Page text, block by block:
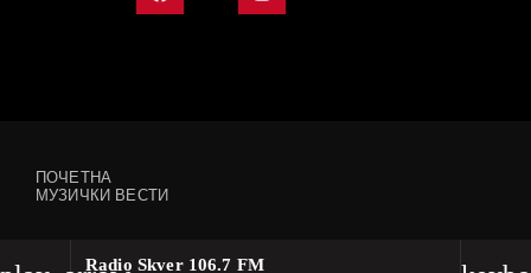
Radio Skver 106.7 FM
ПОЧЕТНА
МУЗИЧКИ ВЕСТИ